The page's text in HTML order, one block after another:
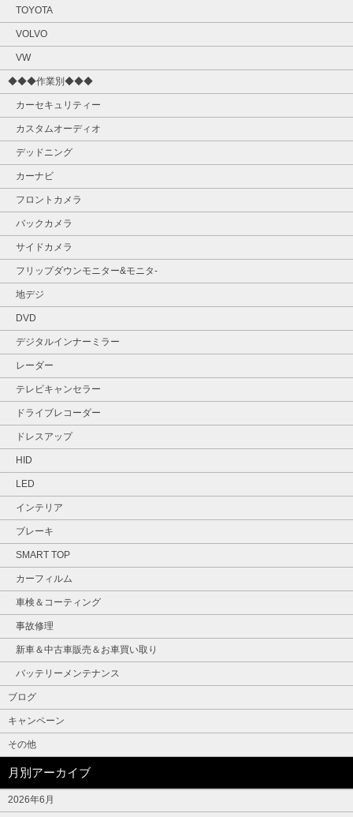
TOYOTA
VOLVO
VW
◆◆◆作業別◆◆◆
カーセキュリティー
カスタムオーディオ
デッドニング
カーナビ
フロントカメラ
バックカメラ
サイドカメラ
フリップダウンモニター&モニタ‐
地デジ
DVD
デジタルインナーミラー
レーダー
テレビキャンセラー
ドライブレコーダー
ドレスアップ
HID
LED
インテリア
ブレーキ
SMART TOP
カーフィルム
車検＆コーティング
事故修理
新車＆中古車販売＆お車買い取り
バッテリーメンテナンス
ブログ
キャンペーン
その他
月別アーカイブ
2026年6月